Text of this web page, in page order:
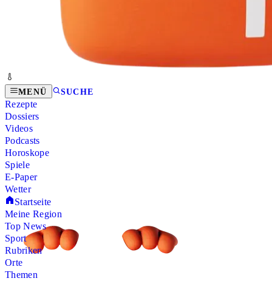
MENÜ SUCHE
Rezepte
Dossiers
Videos
Podcasts
Horoskope
Spiele
E-Paper
Wetter
Startseite
Meine Region
Top News
Sport
Rubriken
Orte
Themen